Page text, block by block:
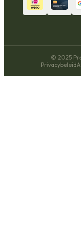
© 2025
Privacybeleid